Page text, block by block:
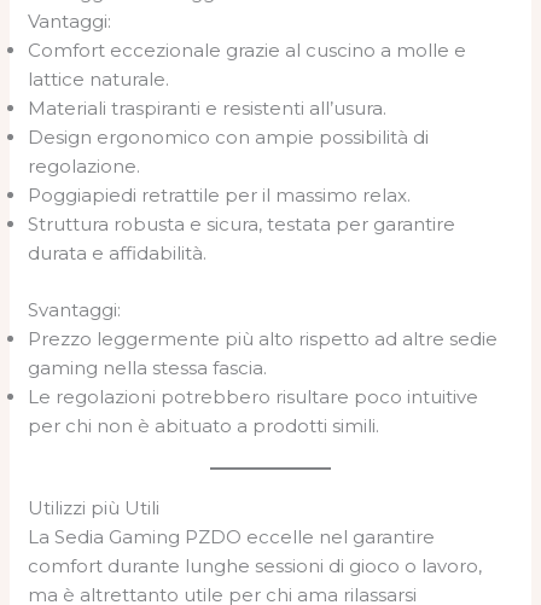
Vantaggi:
Comfort eccezionale grazie al cuscino a molle e
lattice naturale.
Materiali traspiranti e resistenti all’usura.
Design ergonomico con ampie possibilità di
regolazione.
Poggiapiedi retrattile per il massimo relax.
Struttura robusta e sicura, testata per garantire
durata e affidabilità.
Svantaggi:
Prezzo leggermente più alto rispetto ad altre sedie
gaming nella stessa fascia.
Le regolazioni potrebbero risultare poco intuitive
per chi non è abituato a prodotti simili.
Utilizzi più Utili
La Sedia Gaming PZDO eccelle nel garantire
comfort durante lunghe sessioni di gioco o lavoro,
ma è altrettanto utile per chi ama rilassarsi